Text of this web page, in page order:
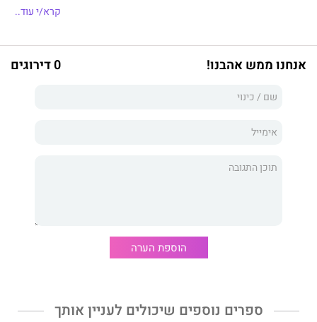
פטריות? האם החברה והעוזרת שלו, ארין אשפית המחשבים, תוכל
קרא/י עוד..
אנחנו ממש אהבנו! 0 דירוגים
הוספת הערה
ספרים נוספים שיכולים לעניין אותך